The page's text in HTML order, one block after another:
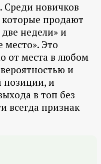
Среди новичков
продают
недели» и
место». Это
от места в любом
и
позиции, и
в топ без
всегда признак